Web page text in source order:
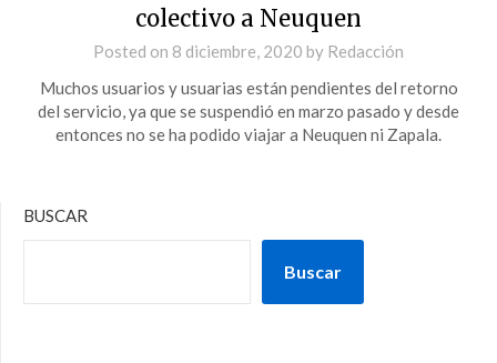
colectivo a Neuquen
Posted on 8 diciembre, 2020 by Redacción
Muchos usuarios y usuarias están pendientes del retorno
del servicio, ya que se suspendió en marzo pasado y desde
entonces no se ha podido viajar a Neuquen ni Zapala.
BUSCAR
Buscar